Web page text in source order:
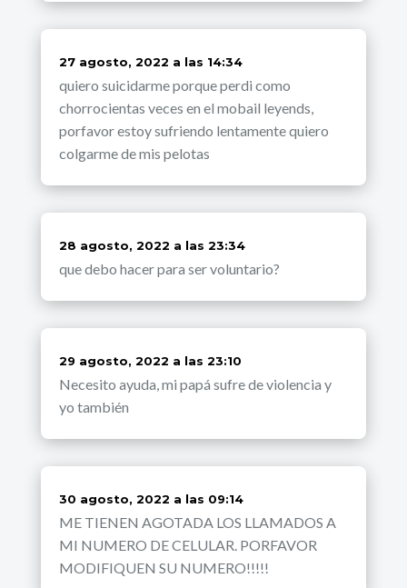
dice:
27 agosto, 2022 a las 14:34
quiero suicidarme porque perdi como
chorrocientas veces en el mobail leyends,
porfavor estoy sufriendo lentamente quiero
colgarme de mis pelotas
dice:
28 agosto, 2022 a las 23:34
que debo hacer para ser voluntario?
dice:
29 agosto, 2022 a las 23:10
Necesito ayuda, mi papá sufre de violencia y
yo también
dice:
30 agosto, 2022 a las 09:14
ME TIENEN AGOTADA LOS LLAMADOS A
MI NUMERO DE CELULAR. PORFAVOR
MODIFIQUEN SU NUMERO!!!!!